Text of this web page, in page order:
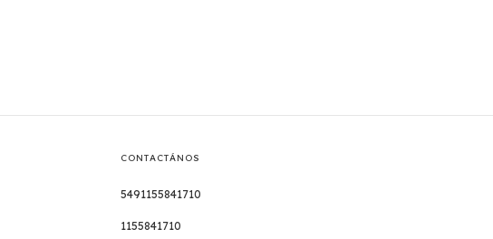
CONTACTÁNOS
5491155841710
1155841710